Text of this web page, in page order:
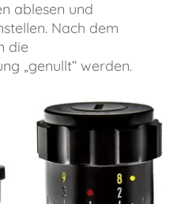
ablesen und
Nach dem
die
„genullt“ werden.